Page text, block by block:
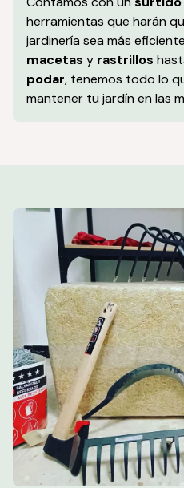
herramientas que harán
jardinería sea más
macetas y rastrillos
podar, tenemos todo lo
mantener tu jardín en las